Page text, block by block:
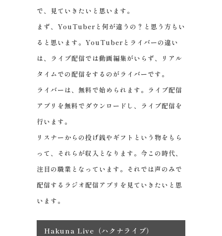
で、見ていきたいと思います。
まず、YouTuberと何が違うの？と思う方もい
ると思います。YouTuberとライバーの違い
は、ライブ配信では動画編集がいらず、リアル
タイムでの配信をするのがライバーです。
ライバーは、無料で始められます。ライブ配信
アプリを無料でダウンロードし、ライブ配信を
行います。
リスナーからの投げ銭やギフトという物をもら
って、それらが収入となります。今この時代、
注目の職業となっています。それでは声のみで
配信するラジオ配信アプリを見ていきたいと思
います。
Hakuna Live（ハクナライブ）